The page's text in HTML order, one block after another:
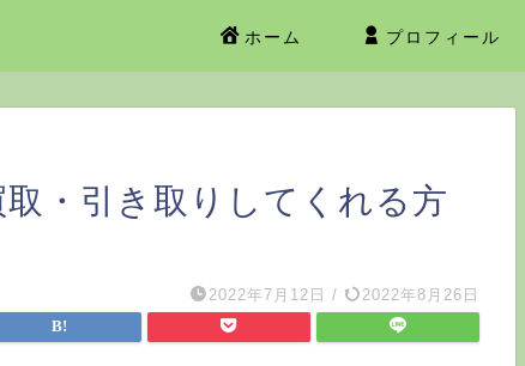
ホーム プロフィール
・引き取りしてくれる方
2022年7月12日 / 2022年8月26日